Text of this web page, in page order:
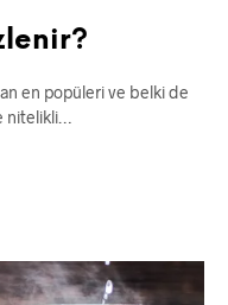
en popüleri ve belki de